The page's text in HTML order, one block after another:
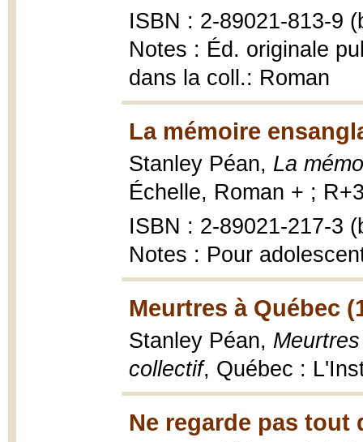
ISBN : 2-89021-813-9
Notes : Éd. originale
dans la coll.: Roman
La mémoire
Stanley Péan, La
Échelle, Roman + ;
ISBN : 2-89021-217-3
Notes : Pour
Meurtres à Québec
Stanley Péan,
collectif, Québec :
Ne regarde pas tout